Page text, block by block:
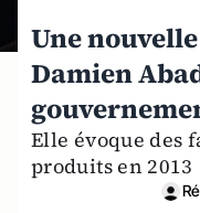
Une
Damien
Elle évoque des
produits en 2013